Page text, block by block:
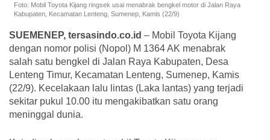
Foto: Mobil Toyota Kijang ringsek usai menabrak bengkel motor di Jalan Raya
Kabupaten, Kecamatan Lenteng, Sumenep, Kamis (22/9)
SUEMENEP, tersasindo.co.id – Mobil Toyota Kijang
dengan nomor polisi (Nopol) M 1364 AK menabrak
salah satu bengkel di Jalan Raya Kabupaten, Desa
Lenteng Timur, Kecamatan Lenteng, Sumenep, Kamis
(22/9). Kecelakaan lalu lintas (Laka lantas) yang terjadi
sekitar pukul 10.00 itu mengakibatkan satu orang
meninggal dunia.